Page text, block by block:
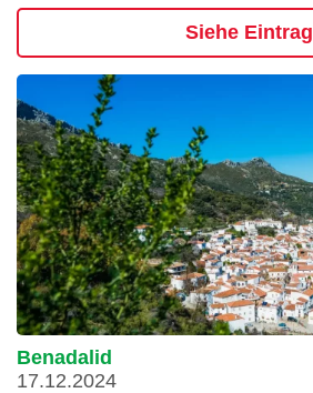
Siehe Eintrag
Benadalid
17.12.2024